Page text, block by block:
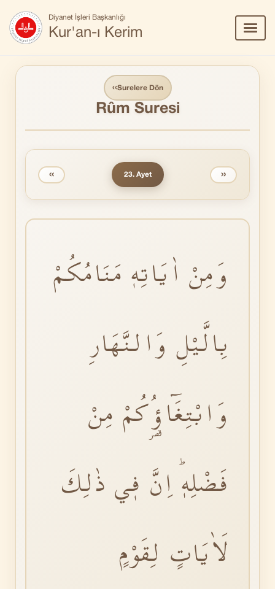
Diyanet İşleri Başkanlığı
Kur'an-ı Kerim
Aç/
‹‹Surelere Dön
Rûm Suresi
‹‹ 23. Ayet ››
وَمِنْ اٰيَاتِهٖ مَنَامُكُمْ
بِالَّيْلِ وَالنَّهَارِ
وَابْتِغَٓاؤُ۬كُمْ مِنْ
فَضْلِهٖؕ اِنَّ فٖي ذٰلِكَ
لَاٰيَاتٍ لِقَوْمٍ